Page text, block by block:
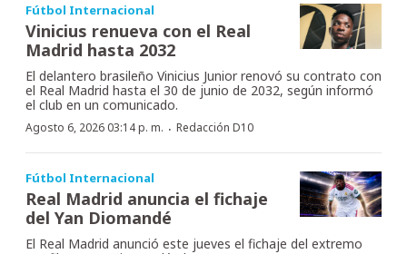
Fútbol Internacional
Vinicius renueva con el Real
Madrid hasta 2032
El delantero brasileño Vinicius Junior renovó su contrato con
el Real Madrid hasta el 30 de junio de 2032, según informó
el club en un comunicado.
Agosto 6, 2026 03:14 p. m. · Redacción D10
Fútbol Internacional
Real Madrid anuncia el fichaje
del Yan Diomandé
El Real Madrid anunció este jueves el fichaje del extremo